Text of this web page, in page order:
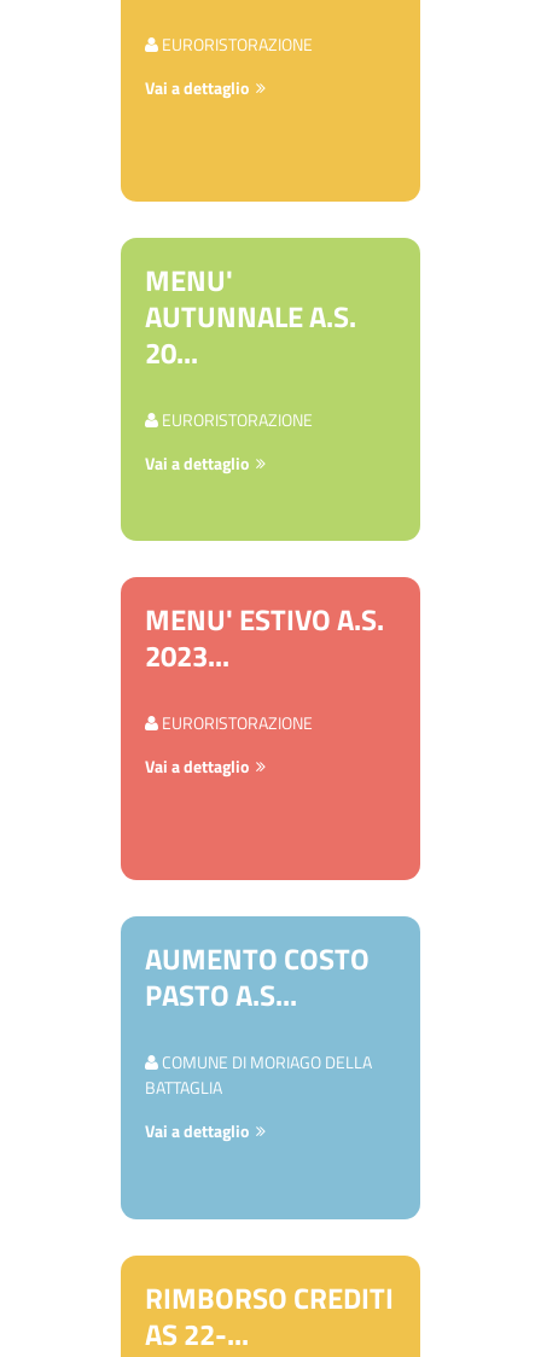
EURORISTORAZIONE
Vai a dettaglio
MENU'
AUTUNNALE A.S.
20...
EURORISTORAZIONE
Vai a dettaglio
MENU' ESTIVO A.S.
2023...
EURORISTORAZIONE
Vai a dettaglio
AUMENTO COSTO
PASTO A.S...
COMUNE DI MORIAGO DELLA
BATTAGLIA
Vai a dettaglio
RIMBORSO CREDITI
AS 22-...